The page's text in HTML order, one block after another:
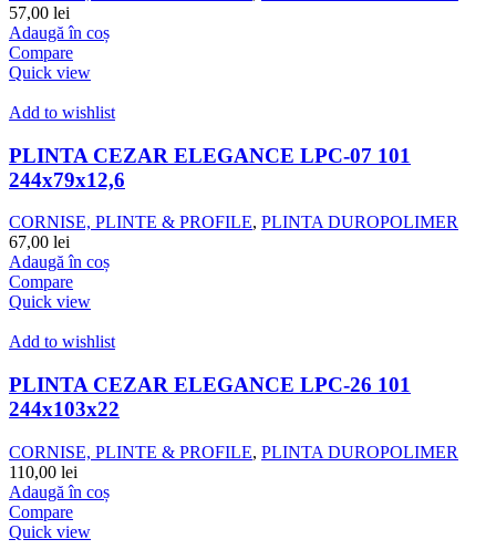
57,00 lei
Adaugă în coș
Compare
Quick view
Add to wishlist
PLINTA CEZAR ELEGANCE LPC-07 101
244x79x12,6
CORNISE, PLINTE & PROFILE, PLINTA DUROPOLIMER
67,00 lei
Adaugă în coș
Compare
Quick view
Add to wishlist
PLINTA CEZAR ELEGANCE LPC-26 101
244x103x22
CORNISE, PLINTE & PROFILE, PLINTA DUROPOLIMER
110,00 lei
Adaugă în coș
Compare
Quick view